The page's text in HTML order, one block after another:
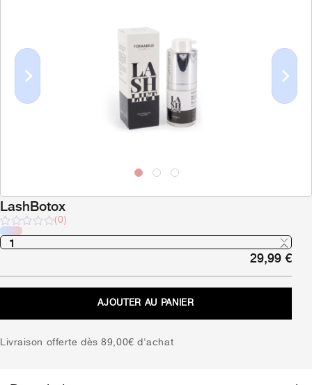
Previous Next
LashBotox
Note
sur
(0)
29,99€
AJOUTER AU PANIER
Livraison offerte dès 89,00€ d'achat